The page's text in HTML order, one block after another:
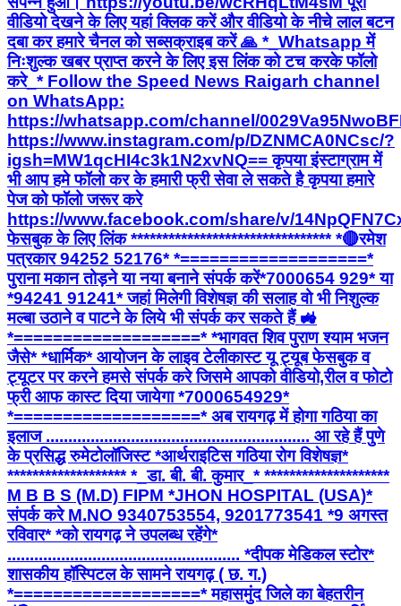
वीडियो देखने के लिए यहां क्लिक करें और वीडियो के नीचे लाल बटन
दबा कर हमारे चैनल को सब्सक्राइब करें 🙏 *_Whatsapp में
निःशुल्क खबर प्राप्त करने के लिए इस लिंक को टच करके फॉलो
करे_* Follow the Speed News Raigarh channel
on WhatsApp:
https://whatsapp.com/channel/
https://www.instagram.com/p/DZNMCA0NCsc/?
igsh=MW1qcHI4c3k1N2xvNQ== कृपया इंस्टाग्राम में
भी आप हमे फॉलो कर के हमारी फ्री सेवा ले सकते है कृपया हमारे
पेज को फॉलो जरूर करे
https://www.facebook.com/share/v/
फेसबुक के लिए लिंक ******************************** *🔴रमेश
पत्रकार 94252 52176* *===================*
पुराना मकान तोड़ने या नया बनाने संपर्क करें*7000654 929* या
*94241 91241* जहां मिलेगी विशेषज्ञ की सलाह वो भी निशुल्क
मल्बा उठाने व पाटने के लिये भी संपर्क कर सकते हैं 🚜
*===================* *भागवत शिव पुराण श्याम भजन
जैसे* *धार्मिक* आयोजन के लाइव टेलीकास्ट यू ट्यूब फेसबुक व
ट्यूटर पर करने हमसे संपर्क करे जिसमे आपको वीडियो,रील व फोटो
फ्री आफ कास्ट दिया जायेगा *7000654929*
*===================* अब रायगढ़ में होगा गठिया का
इलाज ........................................................... आ रहे हैं पुणे
के प्रसिद्ध रुमेटोलॉजिस्ट *आर्थराइटिस गठिया रोग विशेषज्ञ*
******************* *_डा. बी. बी. कुमार_* ********************
M B B S (M.D) FIPM *JHON HOSPITAL (USA)*
संपर्क करे M.NO 9340753554, 9201773541 *9 अगस्त
रविवार* *को रायगढ़ ने उपलब्ध रहेंगे*
.................................................... *दीपक मेडिकल स्टोर*
शासकीय हॉस्पिटल के सामने रायगढ़ ( छ. ग.)
*===================* महासमुंद जिले का बेहतरीन